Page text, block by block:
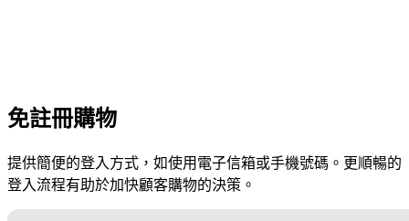
免註冊購物
提供簡便的登入方式，如使用電子信箱或手機號碼。更順暢的
登入流程有助於加快顧客購物的決策。